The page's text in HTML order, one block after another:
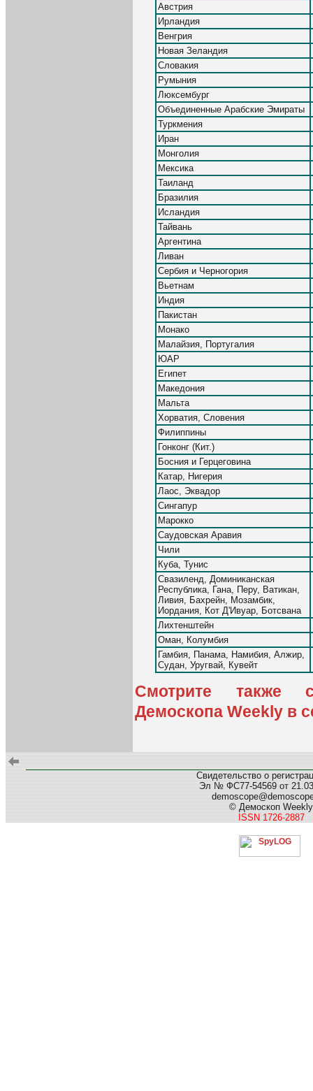
Австрия
Ирландия
Венгрия
Новая Зеландия
Словакия
Румыния
Люксембург
Объединенные Арабские Эмираты
Туркмения
Иран
Монголия
Мексика
Таиланд
Бразилия
Исландия
Тайвань
Аргентина
Ливан
Сербия и Черногория
Вьетнам
Индия
Пакистан
Монако
Малайзия, Португалия
ЮАР
Египет
Македония
Мальта
Хорватия, Словения
Филиппины
Гонконг (Кит.)
Босния и Герцеговина
Катар, Нигерия
Лаос, Эквадор
Сингапур
Марокко
Саудовская Аравия
Чили
Куба, Тунис
Свазиленд, Доминиканская
Республика, Гана, Перу, Ватикан,
Ливия, Бахрейн, Мозамбик,
Иордания, Кот Д'Ивуар, Ботсвана
Лихтенштейн
Оман, Колумбия
Гамбия, Панама, Намибия, Алжир,
Судан, Уругвай, Кувейт
Смотрите также
Демоскопа Weekly в
Свидетельство о
Эл № ФС77-54569 от
© Демоскоп Weekly
ISSN 1726-2887